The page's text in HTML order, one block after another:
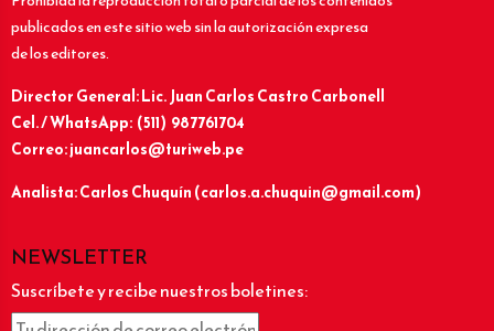
publicados en este sitio web sin la autorización expresa
de los editores.
Director General: Lic.Juan Carlos Castro Carbonell
Cel. / WhatsApp: (511) 987761704
Correo: juancarlos@turiweb.pe
Analista: Carlos Chuquín (carlos.a.chuquin@gmail.com)
NEWSLETTER
Suscríbete y recibe nuestros boletines: